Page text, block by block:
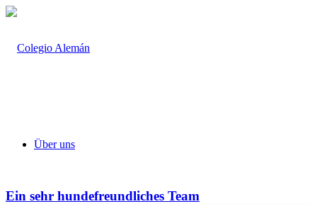
Über uns
Ein sehr hundefreundliches Team